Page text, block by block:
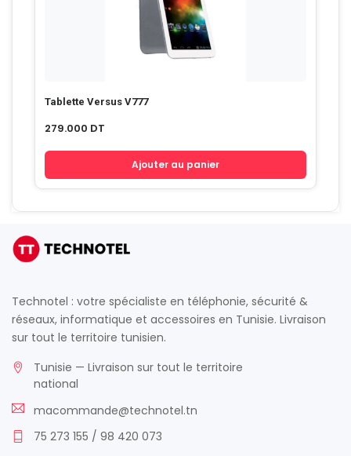
Tablette Versus V777
279.000 DT
Ajouter au panier
Technotel : votre spécialiste en téléphonie, sécurité &
réseaux, informatique et accessoires en Tunisie. Livraison
sur tout le territoire tunisien.
Tunisie — Livraison sur tout le territoire
national
macommande@technotel.tn
75 273 155 / 98 420 073